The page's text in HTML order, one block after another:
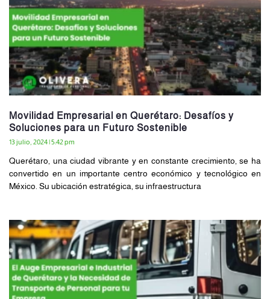
Movilidad Empresarial en Querétaro: Desafíos y
Soluciones para un Futuro Sostenible
13 julio, 2024 5:42 pm
Querétaro, una ciudad vibrante y en constante crecimiento, se ha
convertido en un importante centro económico y tecnológico en
México. Su ubicación estratégica, su infraestructura